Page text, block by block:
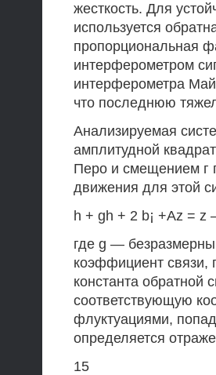
жесткость. Для
используется
пропорциональная
интерферометром
интерферометра
что последнюю
Анализируемая
амплитудной
Перо и смещением г
движения для этой
h + gh + 2 b¡ +Az =
где g —
коэффициент связи,
константа
соответствующую
флуктуациями,
определяется
15